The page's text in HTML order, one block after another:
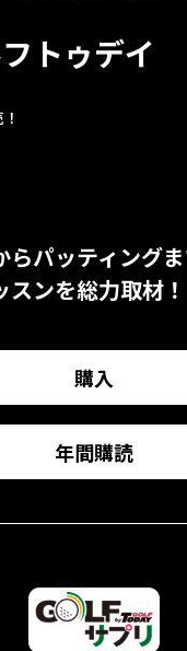
トゥデイ
らパッティング
ンを総力取材！
購入
年間購読